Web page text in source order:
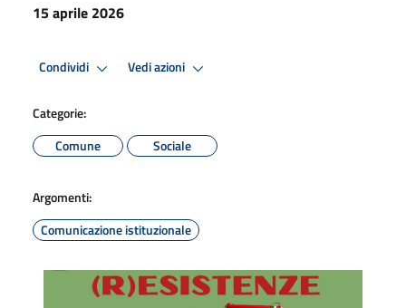
15 aprile 2026
Condividi Vedi azioni
Categorie:
Comune
Sociale
Argomenti:
Comunicazione istituzionale